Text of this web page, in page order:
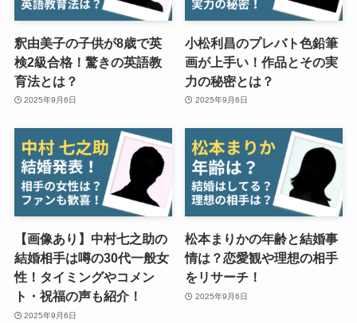
釈由美子の子供が8歳で英
検2級合格！驚きの英語教
育法とは？
2025年9月6日
小松利昌のプレバト色鉛筆
画が上手い！作品とその実
力の秘密とは？
2025年9月6日
【画像あり】中村七之助の
結婚相手は噂の30代一般女
性！タイミングやコメン
ト・祝福の声も紹介！
2025年9月6日
松本まりかの年齢と結婚事
情は？恋愛観や理想の相手
をリサーチ！
2025年9月6日